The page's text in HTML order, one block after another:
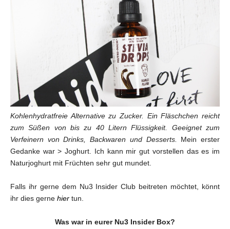
Kohlenhydratfreie Alternative zu Zucker. Ein Fläschchen reicht
zum Süßen von bis zu 40 Litern Flüssigkeit. Geeignet zum
Verfeinern von Drinks, Backwaren und Desserts. Mein erster
Gedanke war > Joghurt. Ich kann mir gut vorstellen das es im
Naturjoghurt mit Früchten sehr gut mundet.
Falls ihr gerne dem Nu3 Insider Club beitreten möchtet, könnt
ihr dies gerne hier tun.
Was war in eurer Nu3 Insider Box?